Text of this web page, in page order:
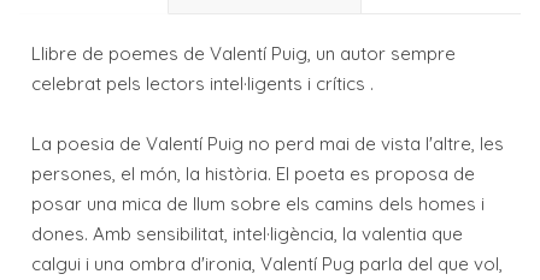
Llibre de poemes de Valentí Puig, un autor sempre
celebrat pels lectors intel·ligents i crítics .
La poesia de Valentí Puig no perd mai de vista l'altre, les
persones, el món, la història. El poeta es proposa de
posar una mica de llum sobre els camins dels homes i
dones. Amb sensibilitat, intel·ligència, la valentia que
calgui i una ombra d'ironia, Valentí Pug parla del que vol,